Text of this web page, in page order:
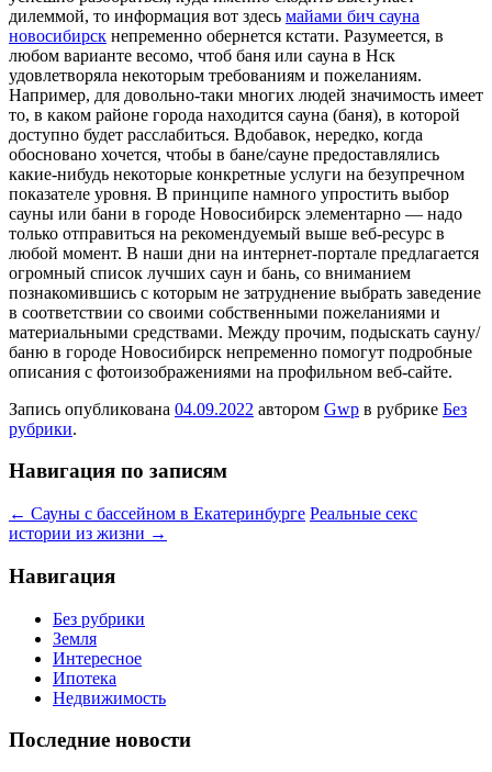
дилеммой, то информация вот здесь майами бич сауна
новосибирск непременно обернется кстати. Разумеется, в
любом варианте весомо, чтоб баня или сауна в Нск
удовлетворяла некоторым требованиям и пожеланиям.
Например, для довольно-таки многих людей значимость имеет
то, в каком районе города находится сауна (баня), в которой
доступно будет расслабиться. Вдобавок, нередко, когда
обосновано хочется, чтобы в бане/сауне предоставлялись
какие-нибудь некоторые конкретные услуги на безупречном
показателе уровня. В принципе намного упростить выбор
сауны или бани в городе Новосибирск элементарно — надо
только отправиться на рекомендуемый выше веб-ресурс в
любой момент. В наши дни на интернет-портале предлагается
огромный список лучших саун и бань, со вниманием
познакомившись с которым не затруднение выбрать заведение
в соответствии со своими собственными пожеланиями и
материальными средствами. Между прочим, подыскать сауну/
баню в городе Новосибирск непременно помогут подробные
описания с фотоизображениями на профильном веб-сайте.
Запись опубликована 04.09.2022 автором Gwp в рубрике Без
рубрики.
Навигация по записям
← Сауны с бассейном в Екатеринбурге Реальные секс
истории из жизни →
Навигация
Без рубрики
Земля
Интересное
Ипотека
Недвижимость
Последние новости